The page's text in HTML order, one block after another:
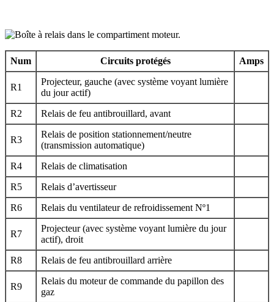
Num Circuits protégés Amps
R1
Projecteur, gauche (avec système voyant lumière
du jour actif)
R2
Relais de feu antibrouillard, avant
R3
Relais de position stationnement/neutre
(transmission automatique)
R4
Relais de climatisation
R5
Relais d’avertisseur
R6
Relais du ventilateur de refroidissement Nº1
R7
Projecteur (avec système voyant lumière du jour
actif), droit
R8
Relais de feu antibrouillard arrière
R9
Relais du moteur de commande du papillon des
gaz